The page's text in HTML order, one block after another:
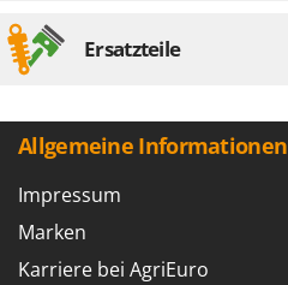
Ersatzteile
Allgemeine Informationen
Impressum
Marken
Karriere bei AgriEuro